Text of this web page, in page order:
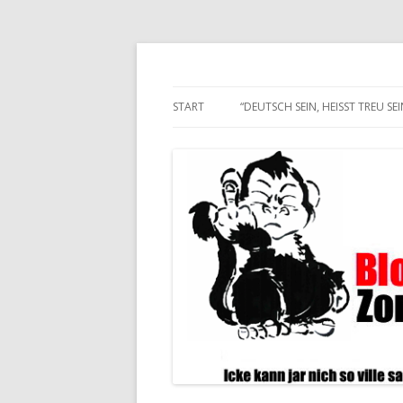
START “DEUTSCH SEIN, HEISST TREU